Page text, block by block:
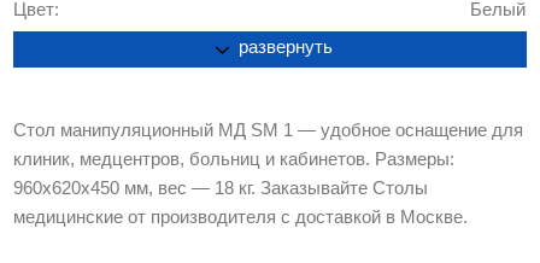
Цвет
Белый
Производство и гарантия
Упаковка
Габариты упаковки ВхШхГ,
мм
развернуть
Стол манипуляционный МД SM 1 — удобное оснащение для
клиник, медцентров, больниц и кабинетов. Размеры:
960х620х450 мм, вес — 18 кг. Заказывайте Столы
медицинские от производителя с доставкой в Москве.